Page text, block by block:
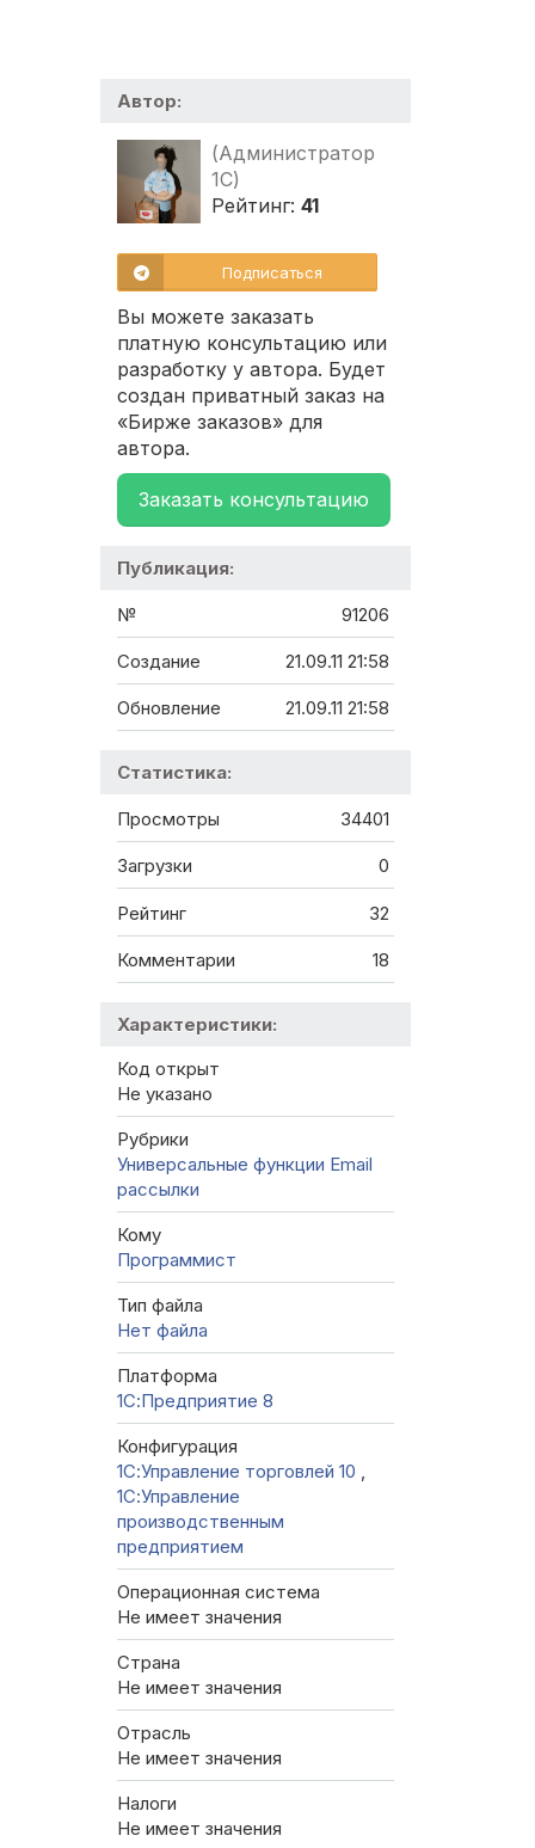
Автор:
(Администратор
1С)
Рейтинг: 41
Подписаться
Вы можете заказать
платную консультацию или
разработку у автора. Будет
создан приватный заказ на
«Бирже заказов» для
автора.
Заказать консультацию
Публикация:
№ 91206
Создание 21.09.11 21:58
Обновление 21.09.11 21:58
Статистика:
Просмотры 34401
Загрузки 0
Рейтинг 32
Комментарии 18
Характеристики:
Код открыт
Не указано
Рубрики
Универсальные функции Email
рассылки
Кому
Программист
Тип файла
Нет файла
Платформа
1С:Предприятие 8
Конфигурация
1С:Управление торговлей 10 ,
1С:Управление
производственным
предприятием
Операционная система
Не имеет значения
Страна
Не имеет значения
Отрасль
Не имеет значения
Налоги
Не имеет значения